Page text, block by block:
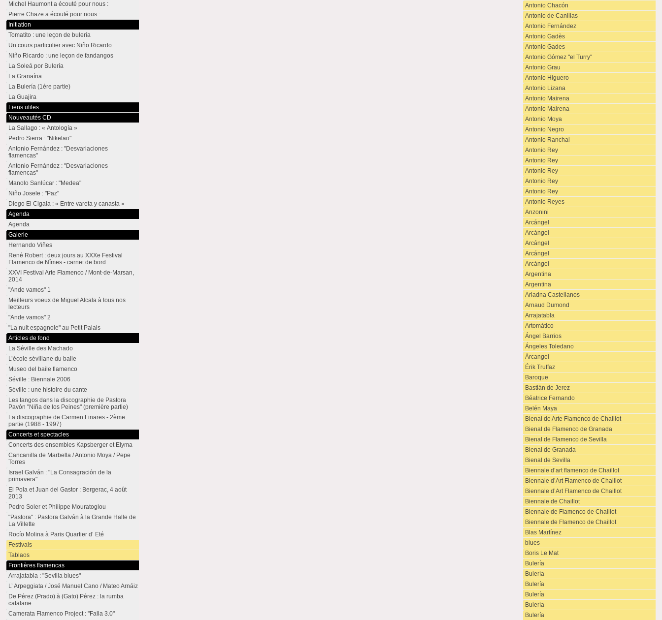
Antonio Chacón
Antonio de Canillas
Antonio Fernández
Antonio Gadès
Antonio Gades
Antonio Gómez "el Turry"
Antonio Grau
Antonio Higuero
Antonio Lizana
Antonio Mairena
Antonio Mairena
Antonio Moya
Antonio Negro
Antonio Ranchal
Antonio Rey
Antonio Rey
Antonio Rey
Antonio Rey
Antonio Rey
Antonio Reyes
Anzonini
Arcángel
Arcángel
Arcángel
Arcángel
Arcángel
Argentina
Argentina
Ariadna Castellanos
Arnaud Dumond
Arrajatabla
Artomático
Ángel Barrios
Ángeles Toledano
Árcangel
Érik Truffaz
Baroque
Bastián de Jerez
Béatrice Fernando
Belén Maya
Bienal de Arte Flamenco de Chaillot
Bienal de Flamenco de Granada
Bienal de Flamenco de Sevilla
Bienal de Granada
Bienal de Sevilla
Biennale d’art flamenco de Chaillot
Biennale d’Art Flamenco de Chaillot
Biennale d’Art Flamenco de Chaillot
Biennale de Chaillot
Biennale de Flamenco de Chaillot
Biennale de Flamenco de Chaillot
Blas Martínez
blues
Boris Le Mat
Bulería
Bulería
Bulería
Bulería
Bulería
Bulería
Michel Haumont a écouté pour nous :
Pierre Chaze a écouté pour nous :
Initiation
Tomatito : une leçon de bulería
Un cours particulier avec Niño Ricardo
Niño Ricardo : une leçon de fandangos
La Soleá por Bulería
La Granaína
La Bulería (1ère partie)
La Guajira
Liens utiles
Nouveautés CD
La Sallago : « Antología »
Pedro Sierra : "Nikelao"
Antonio Fernández : "Desvariaciones
flamencas"
Antonio Fernández : "Desvariaciones
flamencas"
Manolo Sanlúcar : "Medea"
Niño Josele : "Paz"
Diego El Cigala : « Entre vareta y canasta »
Agenda
Agenda
Galerie
Hernando Viñes
René Robert : deux jours au XXXe Festival
Flamenco de Nîmes - carnet de bord
XXVI Festival Arte Flamenco / Mont-de-Marsan,
2014
"Ande vamos" 1
Meilleurs voeux de Miguel Alcala à tous nos
lecteurs
"Ande vamos" 2
"La nuit espagnole" au Petit Palais
Articles de fond
La Séville des Machado
L’école sévillane du baile
Museo del baile flamenco
Séville : Biennale 2006
Séville : une histoire du cante
Les tangos dans la discographie de Pastora
Pavón "Niña de los Peines" (première partie)
La discographie de Carmen Linares - 2ème
partie (1988 - 1997)
Concerts et spectacles
Concerts des ensembles Kapsberger et Elyma
Cancanilla de Marbella / Antonio Moya / Pepe
Torres
Israel Galván : "La Consagración de la
primavera"
El Pola et Juan del Gastor : Bergerac, 4 août
2013
Pedro Soler et Philippe Mouratoglou
"Pastora" : Pastora Galván à la Grande Halle de
La Villette
Rocío Molina à Paris Quartier d’ Eté
Festivals
Tablaos
Frontières flamencas
Arrajatabla : "Sevilla blues"
L’ Arpeggiata / José Manuel Cano / Mateo Arnáiz
De Pérez (Prado) à (Gato) Pérez : la rumba
catalane
Camerata Flamenco Project : "Falla 3.0"